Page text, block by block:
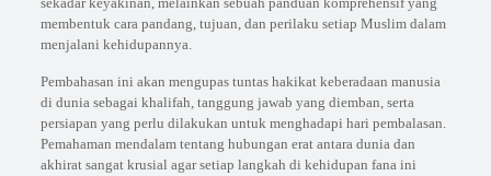
membentuk cara pandang, tujuan, dan perilaku setiap Muslim dalam
menjalani kehidupannya.
Pembahasan ini akan mengupas tuntas hakikat keberadaan manusia
di dunia sebagai khalifah, tanggung jawab yang diemban, serta
persiapan yang perlu dilakukan untuk menghadapi hari pembalasan.
Pemahaman mendalam tentang hubungan erat antara dunia dan
akhirat sangat krusial agar setiap langkah di kehidupan fana ini